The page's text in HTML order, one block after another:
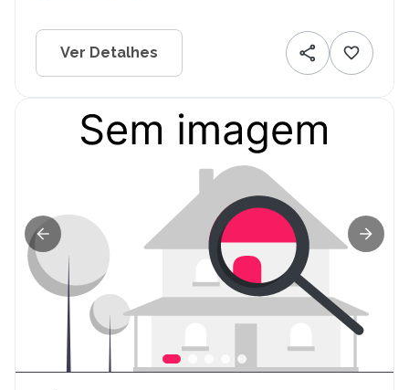
Ver Detalhes